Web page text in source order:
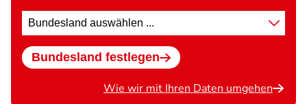
Standort
wählen
Bundesland festlegen
Wie wir mit Ihren Daten umgehen